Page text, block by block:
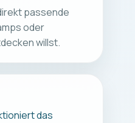
passende
oder
willst.
das